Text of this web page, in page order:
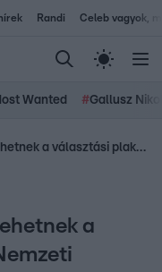
Randi Celeb vagyok,
Wanted #Gallusz
Balesetveszélyesek is lehetnek a választási plakátok, a Nemzeti Választási Iroda szerint nincs velük baj
a